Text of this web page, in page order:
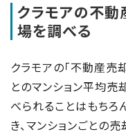
クラモアの不動
場を調べる
クラモアの「不動産売
とのマンション平均
べられることはもちろ
き、マンションごとの